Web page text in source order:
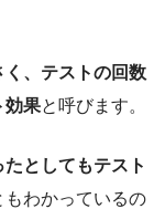
、テストの回数
効果と呼びます。
としてもテスト
もわかっているの